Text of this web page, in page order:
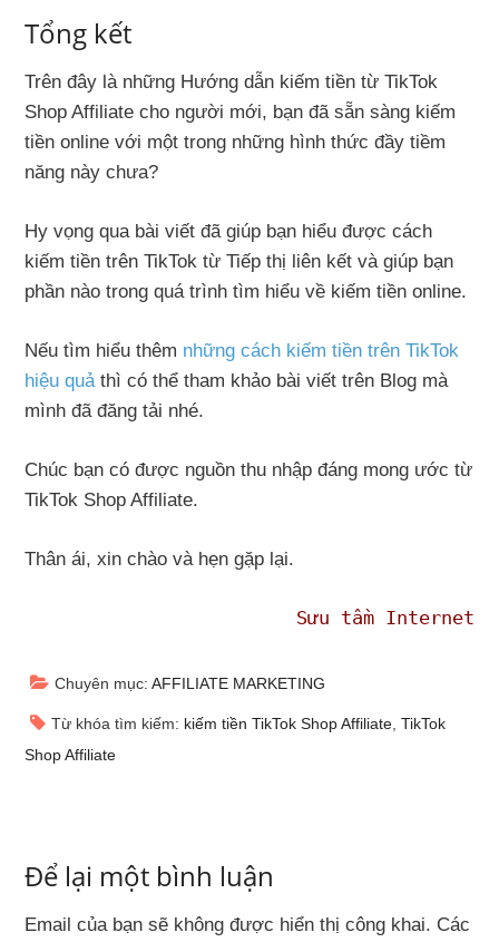
Tổng kết
Trên đây là những Hướng dẫn kiếm tiền từ TikTok
Shop Affiliate cho người mới, bạn đã sẵn sàng kiếm
tiền online với một trong những hình thức đầy tiềm
năng này chưa?
Hy vọng qua bài viết đã giúp bạn hiểu được cách
kiếm tiền trên TikTok từ Tiếp thị liên kết và giúp bạn
phần nào trong quá trình tìm hiểu về kiếm tiền online.
Nếu tìm hiểu thêm những cách kiếm tiền trên TikTok
hiệu quảthì có thể tham khảo bài viết trên Blog mà
mình đã đăng tải nhé.
Chúc bạn có được nguồn thu nhập đáng mong ước từ
TikTok Shop Affiliate.
Thân ái, xin chào và hẹn gặp lại.
Sưu tầm Internet
Chuyên mục:AFFILIATE MARKETING
Từ khóa tìm kiếm: kiếm tiền TikTok Shop Affiliate,TikTok
Shop Affiliate
Để lại một bình luận
Email của bạn sẽ không được hiển thị công khai. Các